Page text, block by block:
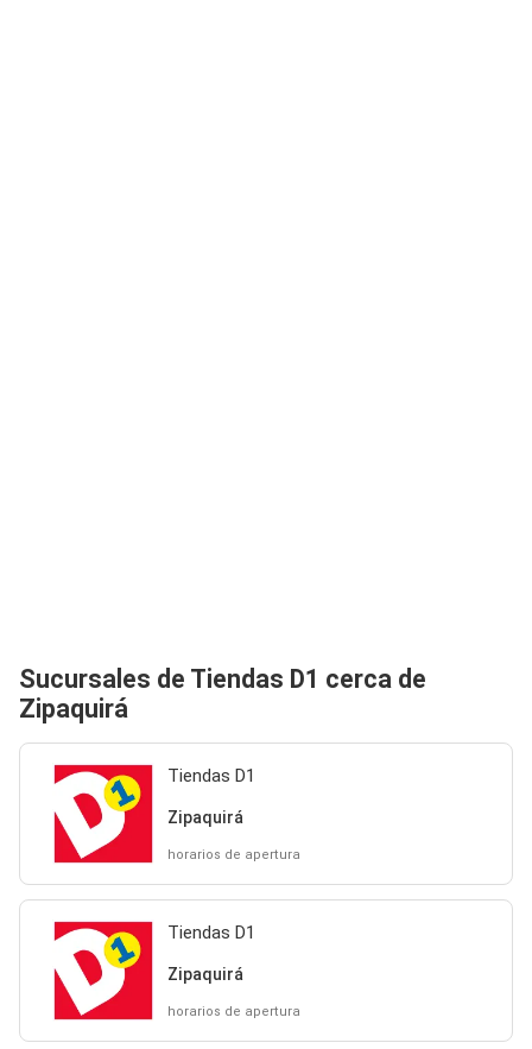
Sucursales de Tiendas D1 cerca de
Zipaquirá
Tiendas D1
Zipaquirá
horarios de apertura
Tiendas D1
Zipaquirá
horarios de apertura